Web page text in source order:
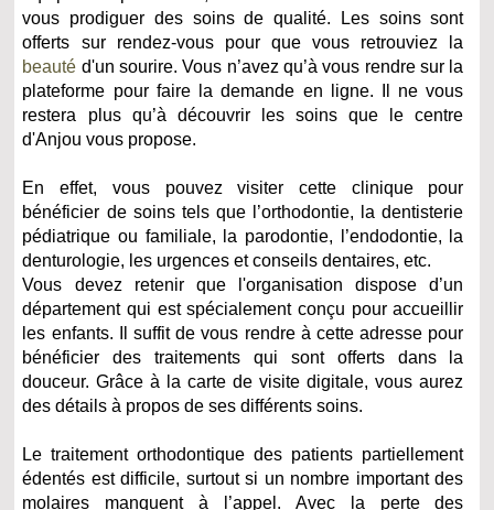
vous prodiguer des soins de qualité. Les soins sont
offerts sur rendez-vous pour que vous retrouviez la
beauté d'un sourire. Vous n’avez qu’à vous rendre sur la
plateforme pour faire la demande en ligne. Il ne vous
restera plus qu’à découvrir les soins que le centre
d'Anjou vous propose.
En effet, vous pouvez visiter cette clinique pour
bénéficier de soins tels que l’orthodontie, la dentisterie
pédiatrique ou familiale, la parodontie, l’endodontie, la
denturologie, les urgences et conseils dentaires, etc.
Vous devez retenir que l'organisation dispose d’un
département qui est spécialement conçu pour accueillir
les enfants. Il suffit de vous rendre à cette adresse pour
bénéficier des traitements qui sont offerts dans la
douceur. Grâce à la carte de visite digitale, vous aurez
des détails à propos de ses différents soins.
Le traitement orthodontique des patients partiellement
édentés est difficile, surtout si un nombre important des
molaires manquent à l’appel. Avec la perte des